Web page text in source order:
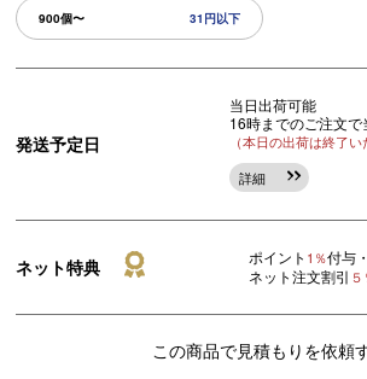
900個〜 31円以下
発送予定日
当日出荷可能
16時までのご注文で
（本日の出荷は終了い
詳細
ネット特典 ポイント 1％付与・
ネット注文割引
この商品で見積もりを依頼